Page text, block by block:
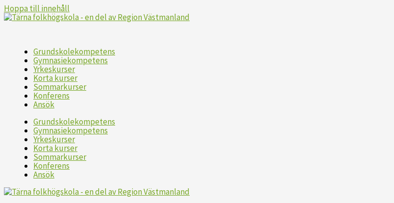
Hoppa till innehåll
Grundskolekompetens
Gymnasiekompetens
Yrkeskurser
Korta kurser
Sommarkurser
Konferens
Ansök
Grundskolekompetens
Gymnasiekompetens
Yrkeskurser
Korta kurser
Sommarkurser
Konferens
Ansök